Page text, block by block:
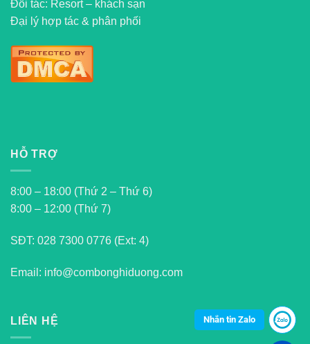
Đối tác: Resort – khách sạn
Đại lý hợp tác & phân phối
HỖ TRỢ
8:00 – 18:00 (Thứ 2 – Thứ 6)
8:00 – 12:00 (Thứ 7)
SĐT: 028 7300 0776 (Ext: 4)
Email: info@combonghiduong.com
LIÊN HỆ Nhắn tin Zalo